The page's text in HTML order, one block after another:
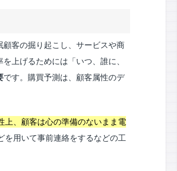
客の掘り起こし、サービスや商
上げるためには「いつ、誰に、
です。購買予測は、顧客属性のデ
上、顧客は心の準備のないまま電
を用いて事前連絡をするなどの工